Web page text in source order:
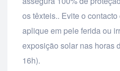
os têxteis.. Evite o
aplique em pele ferida ou
exposição solar nas horas
16h).